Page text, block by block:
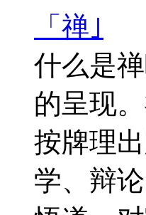
「禅｣
什么是
的呈现
按牌理
学、辩